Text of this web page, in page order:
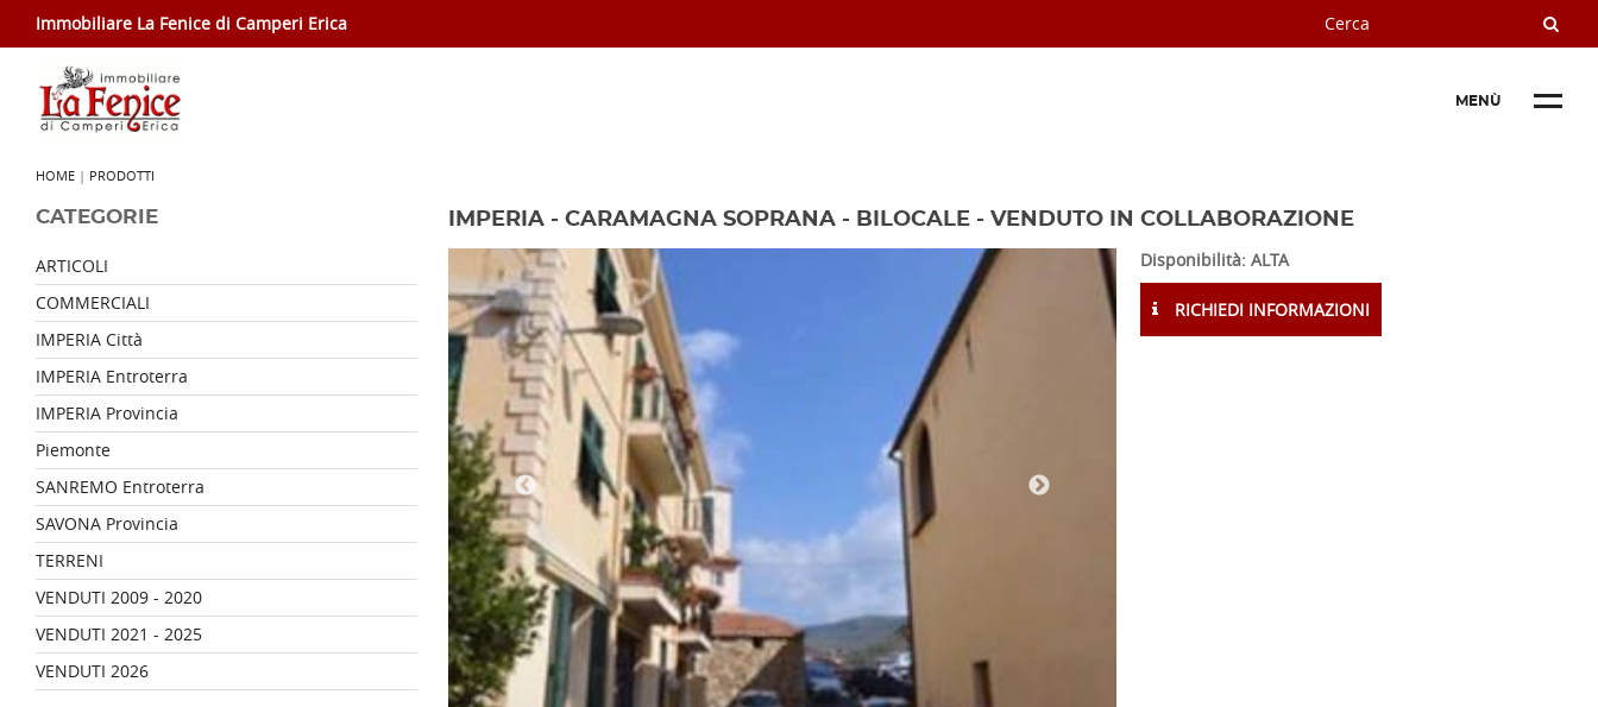
Immobiliare La Fenice di Camperi Erica
MENÙ
HOME | PRODOTTI
CATEGORIE
ARTICOLI
COMMERCIALI
IMPERIA Città
IMPERIA Entroterra
IMPERIA Provincia
Piemonte
SANREMO Entroterra
SAVONA Provincia
TERRENI
VENDUTI 2009 - 2020
VENDUTI 2021 - 2025
VENDUTI 2026
IMPERIA - CARAMAGNA SOPRANA - BILOCALE - VENDUTO IN COLLABORAZIONE
Disponibilità: ALTA
RICHIEDI INFORMAZIONI